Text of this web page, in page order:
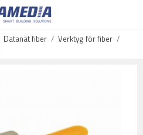
Datanät fiber / Verktyg för fiber /